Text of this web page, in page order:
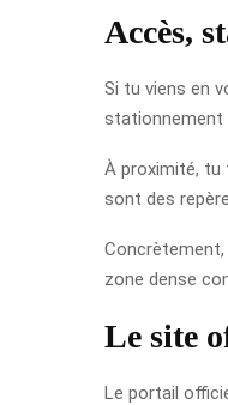
Accès,
Si tu viens en
stationnement
À proximité, tu
sont des
zone dense
Le site
Le portail